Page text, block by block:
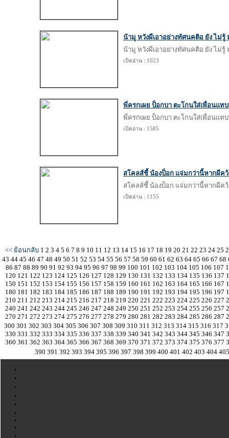
น้ามู หวังผีเอาอย่างทัศนคติอ ยัง ไม่รู้
น้ามู หวังผีเอาอย่างทัศนคติอ ยัง ไม่รู้
เปิดอ่าน : 1023
พี่ครกเผย ป็อกบา ตะโกนใส่เพื่อนแทบ
พี่ครกเผย ป็อกบา ตะโกนใส่เพื่อนแทบ
เปิดอ่าน : 1585
สโคลส์ชี้ น้องป็อก แจ่มกว่านี้หากผีค
สโคลส์ชี้ น้องป็อก แจ่มกว่านี้หากผีค
เปิดอ่าน : 1155
<< ย้อนกลับ 1 2 3 4 5 6 7 8 9 10 11 12 13 14 15 16 17 18 19 20 21 22 23 24 25
43 44 45 46 47 48 49 50 51 52 53 54 55 56 57 58 59 60 61 62 63 64 65 66 67 68
86 87 88 89 90 91 92 93 94 95 96 97 98 99 100 101 102 103 104 105 106 107
120 121 122 123 124 125 126 127 128 129 130 131 132 133 134 135 136 137
150 151 152 153 154 155 156 157 158 159 160 161 162 163 164 165 166 167
180 181 182 183 184 185 186 187 188 189 190 191 192 193 194 195 196 197
210 211 212 213 214 215 216 217 218 219 220 221 222 223 224 225 226 227
240 241 242 243 244 245 246 247 248 249 250 251 252 253 254 255 256 257
270 271 272 273 274 275 276 277 278 279 280 281 282 283 284 285 286 287
300 301 302 303 304 305 306 307 308 309 310 311 312 313 314 315 316 317
330 331 332 333 334 335 336 337 338 339 340 341 342 343 344 345 346 347
360 361 362 363 364 365 366 367 368 369 370 371 372 373 374 375 376 377
390 391 392 393 394 395 396 397 398 399 400 401 402 403 404